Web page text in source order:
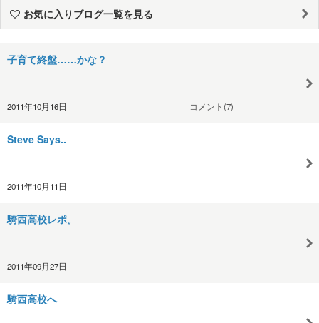
お気に入りブログ一覧を見る
子育て終盤……かな？
2011年10月16日 コメント(7)
Steve Says..
2011年10月11日
騎西高校レポ。
2011年09月27日
騎西高校へ